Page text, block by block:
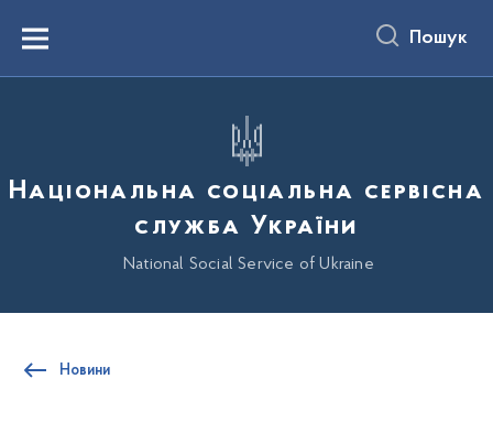
вмістуMenu Пошук
Національна соціальна сервісна
служба України
National Social Service of Ukraine
Новини